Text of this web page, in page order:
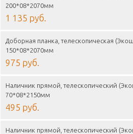
200*08*2070мм
1 135 руб.
Доборная планка, телескопическая
150*08*2070мм
975 руб.
Наличник прямой, телескопический
70*08*2150мм
495 руб.
Наличник прямой, телескопический